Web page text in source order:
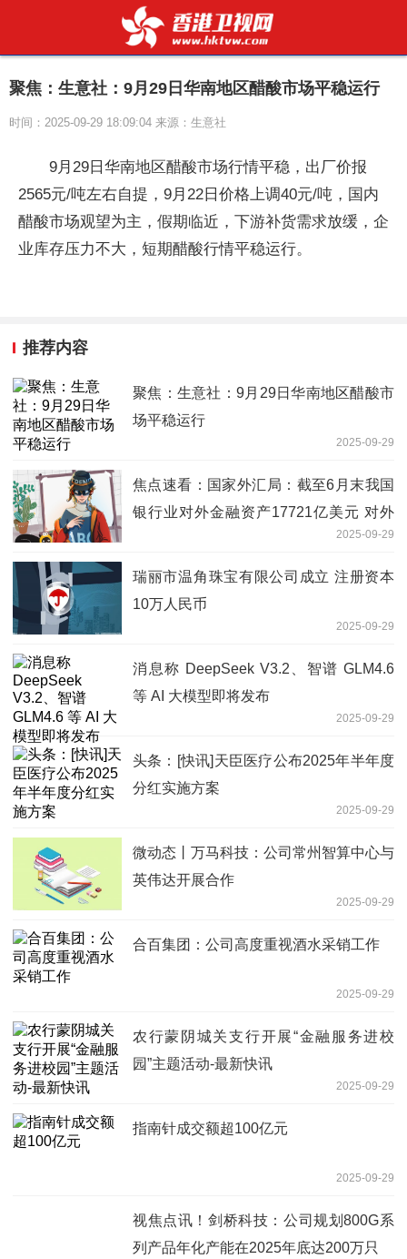
聚焦：生意社：9月29日华南地区醋酸市场平稳运行
时间：2025-09-29 18:09:04 来源：生意社
9月29日华南地区醋酸市场行情平稳，出厂价报
2565元/吨左右自提，9月22日价格上调40元/吨，国内
醋酸市场观望为主，假期临近，下游补货需求放缓，企
业库存压力不大，短期醋酸行情平稳运行。
推荐内容
聚焦：生意社：9月29日华南地区醋酸市
场平稳运行
2025-09-29
焦点速看：国家外汇局：截至6月末我国
银行业对外金融资产17721亿美元 对外
2025-09-29
瑞丽市温角珠宝有限公司成立 注册资本
10万人民币
2025-09-29
消息称 DeepSeek V3.2、智谱 GLM4.6
等 AI 大模型即将发布
2025-09-29
头条：[快讯]天臣医疗公布2025年半年度
分红实施方案
2025-09-29
微动态丨万马科技：公司常州智算中心与
英伟达开展合作
2025-09-29
合百集团：公司高度重视酒水采销工作
2025-09-29
农行蒙阴城关支行开展“金融服务进校
园”主题活动-最新快讯
2025-09-29
指南针成交额超100亿元
2025-09-29
视焦点讯！剑桥科技：公司规划800G系
列产品年化产能在2025年底达200万只